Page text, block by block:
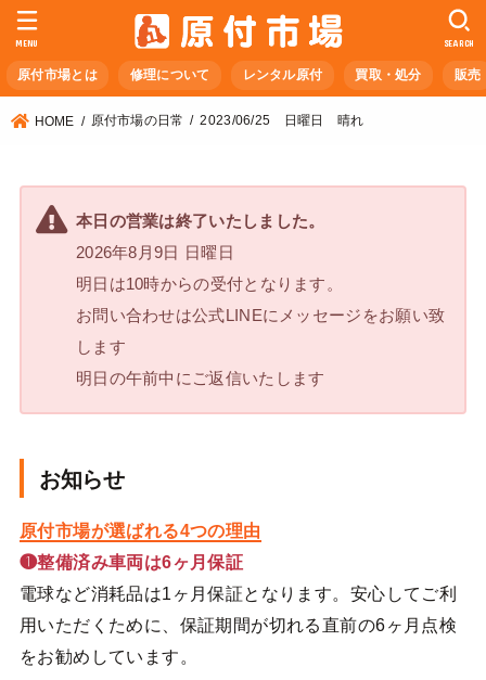
原付市場とは 修理について レンタル原付 買取・処分 販売
SEARCH
MENU
HOME 原付市場の日常 2023/06/25 日曜日 晴れ
本日の営業は終了いたしました。
2026年8月9日 日曜日
明日は10時からの受付となります。
お問い合わせは公式LINEにメッセージをお願い致
します
明日の午前中にご返信いたします
お知らせ
原付市場が選ばれる4つの理由
❶整備済み車両は6ヶ月保証
電球など消耗品は1ヶ月保証となります。安心してご利
用いただくために、保証期間が切れる直前の6ヶ月点検
をお勧めしています。